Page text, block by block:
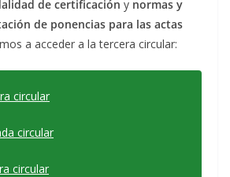
de certificación y normas y
de ponencias para las actas
a acceder a la tercera circular:
circular
circular
circular